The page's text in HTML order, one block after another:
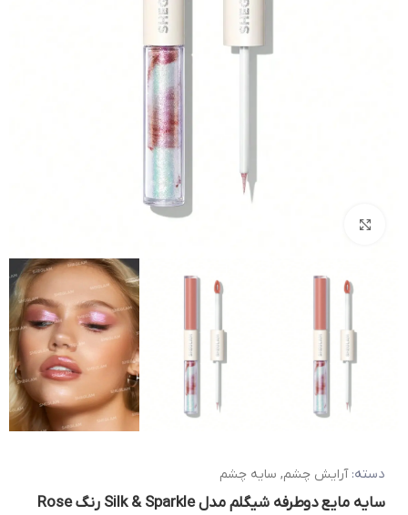
دسته: آرایش چشم, سایه چشم
سایه مایع دوطرفه شیگلم مدل Silk & Sparkle رنگ Rose